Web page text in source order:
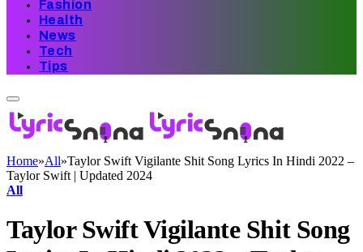
Fashion
Health
News
Tech
Tips
Home»All»Taylor Swift Vigilante Shit Song Lyrics In Hindi 2022 –
Taylor Swift | Updated 2024
All
Taylor Swift Vigilante Shit Song